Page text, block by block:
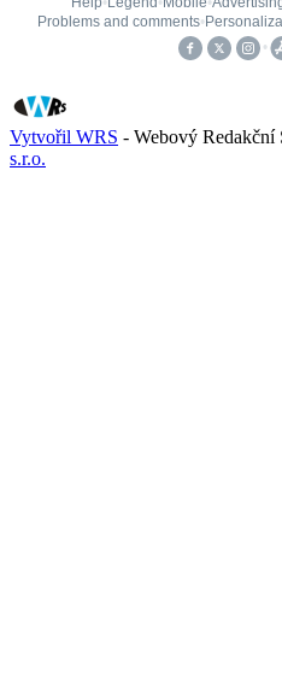
Vytvořil WRS - Webový Redakční
s.r.o.